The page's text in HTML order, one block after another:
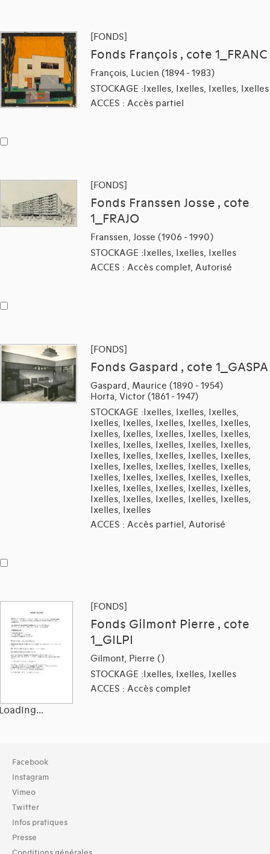
[FONDS]
Fonds François , cote 1_FRANC
François, Lucien (1894 - 1983)
STOCKAGE :Ixelles, Ixelles, Ixelles, Ixelles
ACCES : Accès partiel
[FONDS]
Fonds Franssen Josse , cote
1_FRAJO
Franssen, Josse (1906 - 1990)
STOCKAGE :Ixelles, Ixelles, Ixelles
ACCES : Accès complet, Autorisé
[FONDS]
Fonds Gaspard , cote 1_GASPA
Gaspard, Maurice (1890 - 1954)
Horta, Victor (1861 - 1947)
STOCKAGE :Ixelles, Ixelles, Ixelles,
Ixelles, Ixelles, Ixelles, Ixelles, Ixelles,
Ixelles, Ixelles, Ixelles, Ixelles, Ixelles,
Ixelles, Ixelles, Ixelles, Ixelles, Ixelles,
Ixelles, Ixelles, Ixelles, Ixelles, Ixelles,
Ixelles, Ixelles, Ixelles, Ixelles, Ixelles,
Ixelles, Ixelles, Ixelles, Ixelles, Ixelles,
Ixelles, Ixelles, Ixelles, Ixelles, Ixelles,
Ixelles, Ixelles, Ixelles, Ixelles, Ixelles,
Ixelles, Ixelles
ACCES : Accès partiel, Autorisé
[FONDS]
Fonds Gilmont Pierre , cote
1_GILPI
Gilmont, Pierre ()
STOCKAGE :Ixelles, Ixelles, Ixelles
ACCES : Accès complet
Collection
TOUT (2360)
Typologies documents
Séries (activités) (26)
Groupes de documents (56)
Documents graphiques (3)
Facebook
Instagram
Vimeo
Twitter
Infos pratiques
Presse